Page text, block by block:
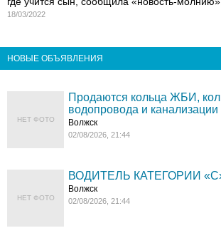
18/03/2022
НОВЫЕ ОБЪЯВЛЕНИЯ
НЕТ ФОТО
Продаются кольца ЖБИ,
водопровода и
Волжск
02/08/2026, 21:44
НЕТ ФОТО
ВОДИТЕЛЬ КАТЕГОРИИ
Волжск
02/08/2026, 21:44